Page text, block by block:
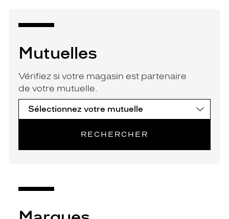
Mutuelles
Vérifiez si votre magasin est partenaire
de votre mutuelle.
RECHERCHER